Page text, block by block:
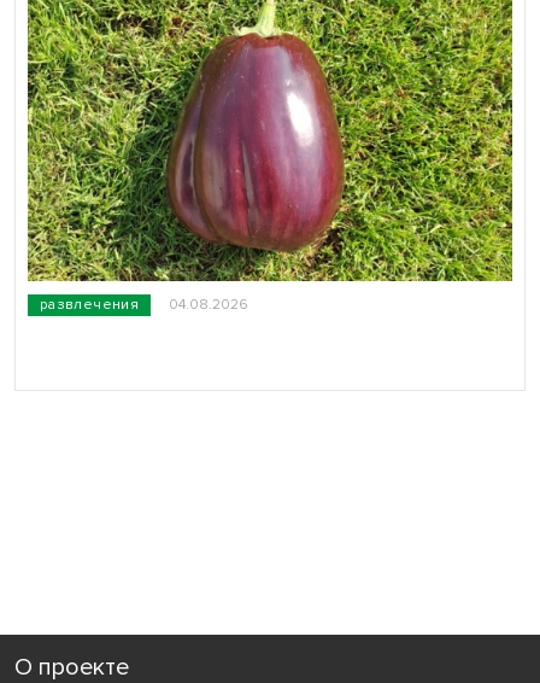
развлечения 04.08.2026
О проекте